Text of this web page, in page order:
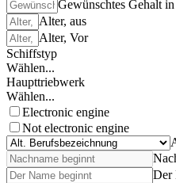
Gewünschtes Gehalt
Alter, aus
Alter, Vor
Schiffstyp
Wählen...
Haupttriebwerk
Wählen...
Electronic engine
Not electronic engine
Der